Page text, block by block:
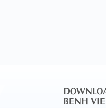
BENH